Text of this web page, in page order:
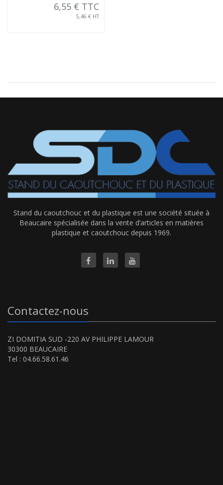
6,55 € TTC
5,46 € HT
Stand du caoutchouc et du plastique est une société située à
Beaucaire spécialisée dans la vente d’articles en matières
plastique et caoutchouc depuis 1969.
Contactez-nous
ZI DOMITIA SUD -220 AV PHILIPPE LAMOUR
30300 BEAUCAIRE
Tel : 04.66.58.61.46